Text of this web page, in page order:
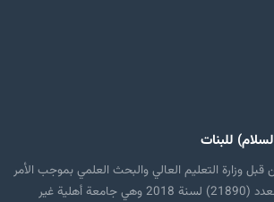
للبنات
وزارة التعليم العالي والبحث العلمي بموجب الأمر
الوزاري الصادر منها ذي العدد (21890) لسنة 2018 وهي جامعة أهلية غير